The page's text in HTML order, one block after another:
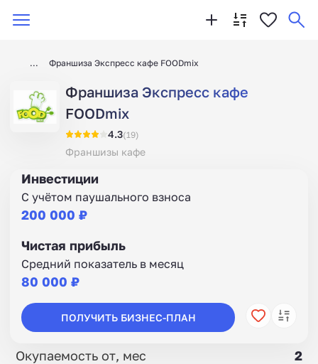
Франшиза Экспресс кафе FOODmix
Франшиза Экспресс кафе
FOODmix
4.3(19)
Франшизы кафе
Инвестиции
С учётом паушального взноса
200 000 ₽
Чистая прибыль
Средний показатель в месяц
80 000 ₽
ПОЛУЧИТЬ БИЗНЕС-ПЛАН
Окупаемость от, мес
2